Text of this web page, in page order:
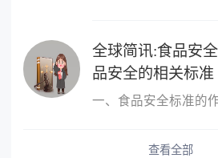
全球简讯:食品安
品安全的相关标准
查看全部